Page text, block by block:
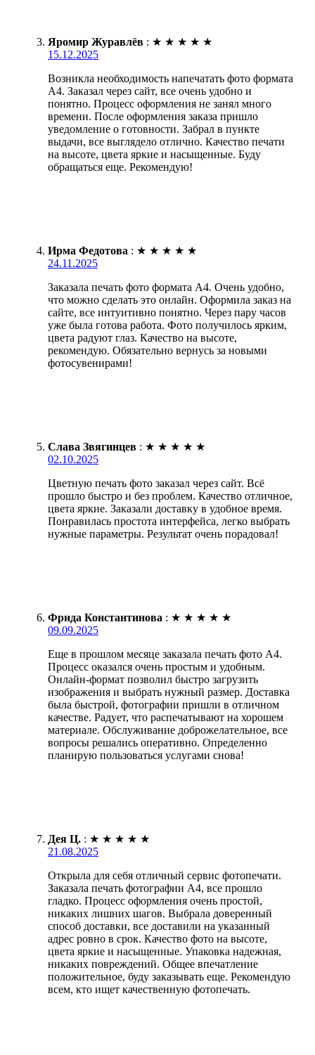
Яромир Журавлёв : ★ ★ ★ ★ ★
15.12.2025
Возникла необходимость напечатать фото формата
А4. Заказал через сайт, все очень удобно и
понятно. Процесс оформления не занял много
времени. После оформления заказа пришло
уведомление о готовности. Забрал в пункте
выдачи, все выглядело отлично. Качество печати
на высоте, цвета яркие и насыщенные. Буду
обращаться еще. Рекомендую!
Ирма Федотова : ★ ★ ★ ★ ★
24.11.2025
Заказала печать фото формата А4. Очень удобно,
что можно сделать это онлайн. Оформила заказ на
сайте, все интуитивно понятно. Через пару часов
уже была готова работа. Фото получилось ярким,
цвета радуют глаз. Качество на высоте,
рекомендую. Обязательно вернусь за новыми
фотосувенирами!
Слава Звягинцев : ★ ★ ★ ★ ★
02.10.2025
Цветную печать фото заказал через сайт. Всё
прошло быстро и без проблем. Качество отличное,
цвета яркие. Заказали доставку в удобное время.
Понравилась простота интерфейса, легко выбрать
нужные параметры. Результат очень порадовал!
Фрида Константинова : ★ ★ ★ ★ ★
09.09.2025
Еще в прошлом месяце заказала печать фото А4.
Процесс оказался очень простым и удобным.
Онлайн-формат позволил быстро загрузить
изображения и выбрать нужный размер. Доставка
была быстрой, фотографии пришли в отличном
качестве. Радует, что распечатывают на хорошем
материале. Обслуживание доброжелательное, все
вопросы решались оперативно. Определенно
планирую пользоваться услугами снова!
Дея Ц. : ★ ★ ★ ★ ★
21.08.2025
Открыла для себя отличный сервис фотопечати.
Заказала печать фотографии А4, все прошло
гладко. Процесс оформления очень простой,
никаких лишних шагов. Выбрала доверенный
способ доставки, все доставили на указанный
адрес ровно в срок. Качество фото на высоте,
цвета яркие и насыщенные. Упаковка надежная,
никаких повреждений. Общее впечатление
положительное, буду заказывать еще. Рекомендую
всем, кто ищет качественную фотопечать.